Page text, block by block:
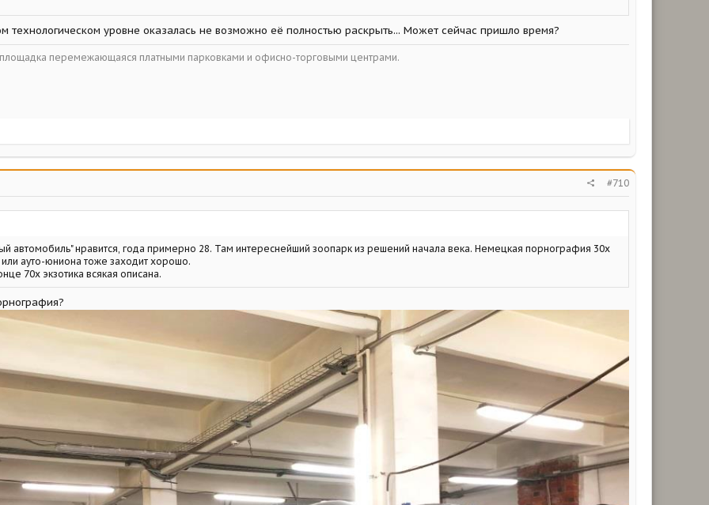
технологическом уровне оказалась не возможно её полностью раскрыть... Может сейчас пришло время?
перемежающаяся платными парковками и офисно-торговыми центрами.
#710
автомобиль" нравится, года примерно 28. Там интереснейший зоопарк из решений начала века. Немецкая порнография 30х
ауто-юниона тоже заходит хорошо.
70х экзотика всякая описана.